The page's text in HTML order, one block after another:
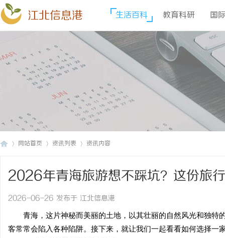
江北信息港 生活百科 教育科研 国
网站首页 资讯列表 资讯内容
2026年青海旅游想不踩坑？这份旅
2026-06-26 发布于 江北信息港
青海，这片神秘而美丽的土地，以其壮丽的自然风光和独特
客常常会陷入各种陷阱。接下来，就让我们一起看看如何选择一